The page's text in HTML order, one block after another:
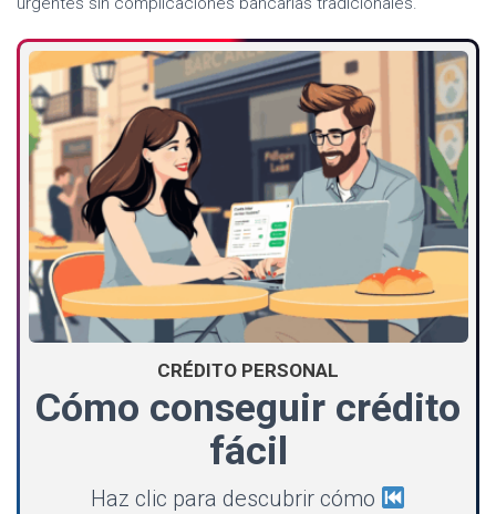
CRÉDITO PERSONAL
Cómo conseguir crédito
fácil
Haz clic para descubrir cómo